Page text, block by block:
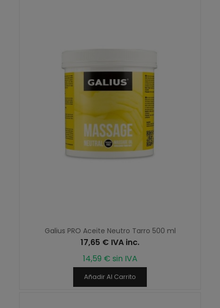
Galius PRO Aceite Neutro Tarro 500 ml
17,65 € IVA inc.
14,59 € sin IVA
Añadir Al Carrito